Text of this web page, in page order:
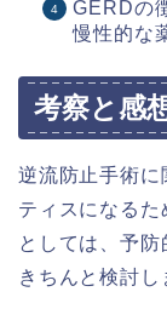
GERDの
慢性的な
考察と感
逆流防止手術に
ティスになるた
としては、予
きちんと検討し